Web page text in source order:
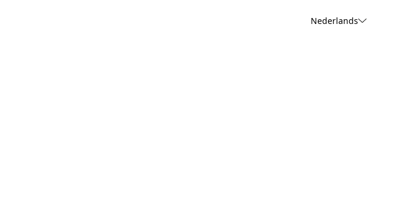
Nederlands